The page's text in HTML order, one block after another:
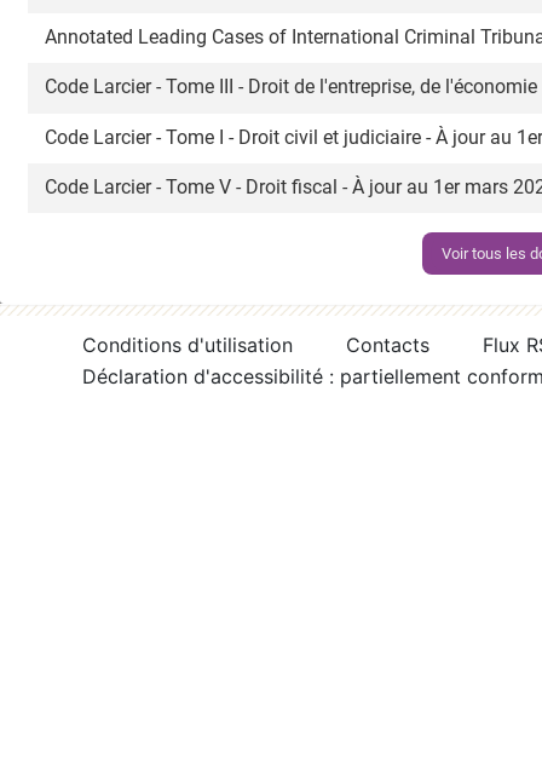
Annotated Leading Cases of International Criminal
Code Larcier - Tome III - Droit de l'entreprise, de
Code Larcier - Tome I - Droit civil et judiciaire - À jour au
Code Larcier - Tome V - Droit fiscal - À jour au 1er mars
Voir tous les
Conditions d'utilisation Contacts
Flux
Déclaration d'accessibilité : partiellement